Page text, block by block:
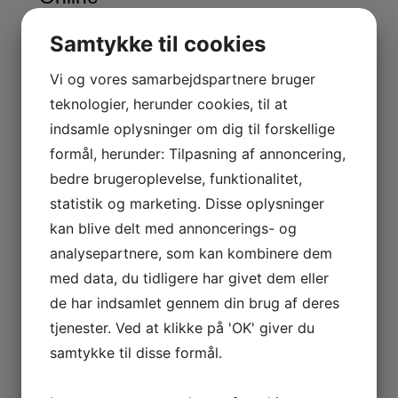
hjem eller ethvert sted i Danmark. Deres mål er at
sikre, at du altid modtager dine produkter på
tidsplanen, uden at risikere at blive opdaget af
andre. De arbejder direkte med Dragon Pharma for
at tilbyde dig de bedste priser og
højkvalitetsprodukter.
Vedligeholdelse
Leveringstid Pris i €
Anavar 50 248€
3-7
arbejdsdage
3-7
arbejdsdage
3-7
arbejdsdage
Beskytt dig selv med Dragon
Samtykke til cookies
Vi og vores samarbejdspartnere bruger
teknologier, herunder cookies, til at
indsamle oplysninger om dig til forskellige
formål, herunder: Tilpasning af annoncering,
bedre brugeroplevelse, funktionalitet,
statistik og marketing. Disse oplysninger
kan blive delt med annoncerings- og
analysepartnere, som kan kombinere dem
med data, du tidligere har givet dem eller
de har indsamlet gennem din brug af deres
tjenester. Ved at klikke på 'OK' giver du
samtykke til disse formål.